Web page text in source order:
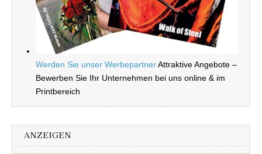
Werden Sie unser WerbepartnerAttraktive Angebote –
Bewerben Sie Ihr Unternehmen bei uns online & im
Printbereich
ANZEIGEN